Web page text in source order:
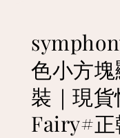
色小方
裝｜現
Fairy#正